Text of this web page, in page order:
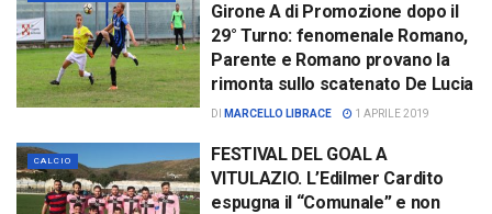
Girone A di Promozione dopo il
29° Turno: fenomenale Romano,
Parente e Romano provano la
rimonta sullo scatenato De Lucia
DI MARCELLO LIBRACE 1 APRILE 2019
CALCIO
FESTIVAL DEL GOAL A
VITULAZIO. L’Edilmer Cardito
espugna il “Comunale” e non